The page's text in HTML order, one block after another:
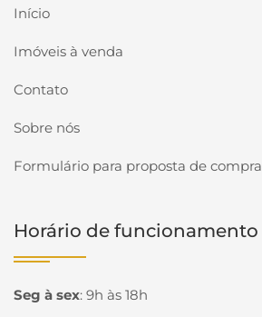
Início
Imóveis à venda
Contato
Sobre nós
Formulário para proposta de compra
Horário de funcionamento
Seg à sex: 9h às 18h